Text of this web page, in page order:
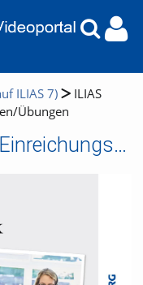
ILIAS 7)
ILIAS
Übungen
ILIAS Peer-Feedback in Einreichungsaufgaben/Übungen